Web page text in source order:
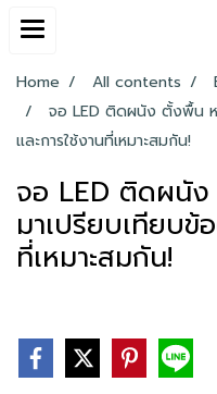
Home All contents
จอ LED ติดผนัง ตั้งพื้น ห
และการใช้งานที่เหมาะสมกัน!
จอ LED ติดผนั
มาเปรียบเทียบข้
ที่เหมาะสมกัน!